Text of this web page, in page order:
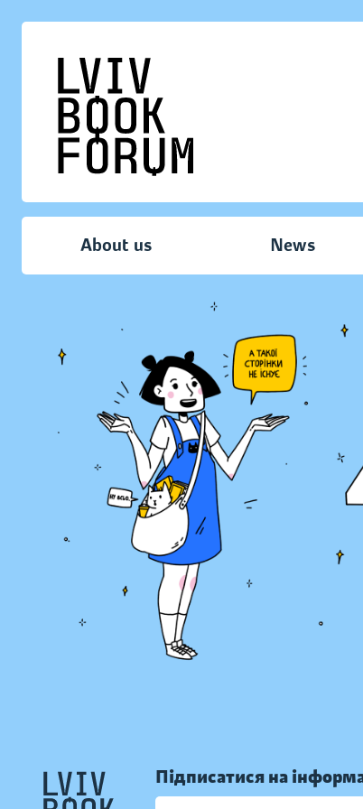
About us News
Підписатися на